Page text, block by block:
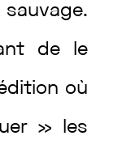
sauvage.
de le
où
» les